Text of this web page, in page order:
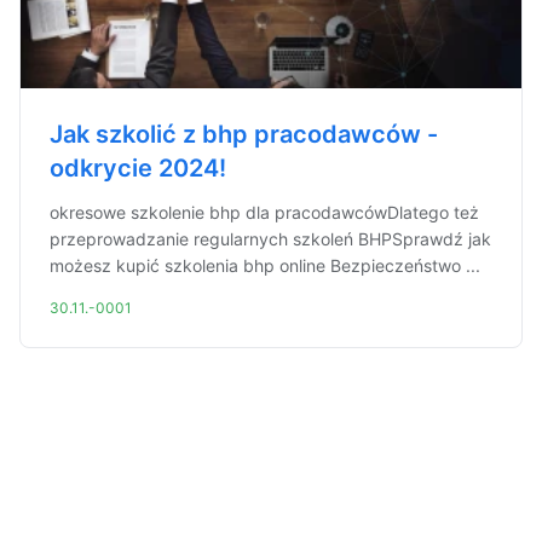
Jak szkolić z bhp pracodawców -
odkrycie 2024!
okresowe szkolenie bhp dla pracodawcówDlatego też
przeprowadzanie regularnych szkoleń BHPSprawdź jak
możesz kupić szkolenia bhp online Bezpieczeństwo ...
30.11.-0001